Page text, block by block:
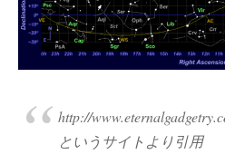
http://
というサイトより引用